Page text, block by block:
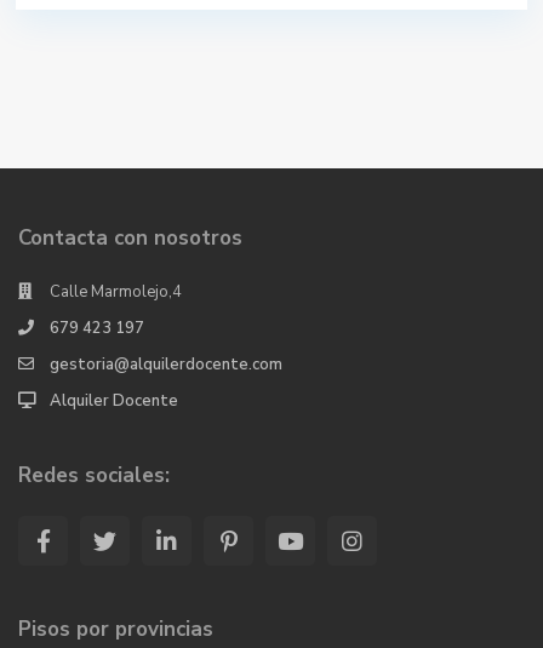
Contacta con nosotros
Calle Marmolejo,4
679 423 197
gestoria@alquilerdocente.com
Alquiler Docente
Redes sociales:
Pisos por provincias